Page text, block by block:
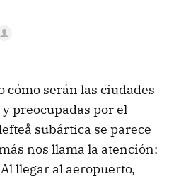
cómo serán las ciudades
preocupadas por el
subártica se parece
nos llama la atención:
llegar al aeropuerto,